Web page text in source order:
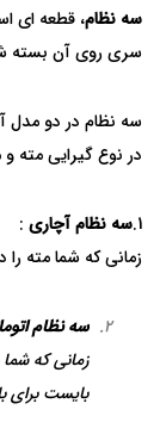
سه نظام، قطعه ای
سری روی آن بسته
سه نظام در دو مدل
در نوع گیرایی
1. سه نظام آچاری :
زمانی که شما مته
سه نظام
زمانی که
بایست برای